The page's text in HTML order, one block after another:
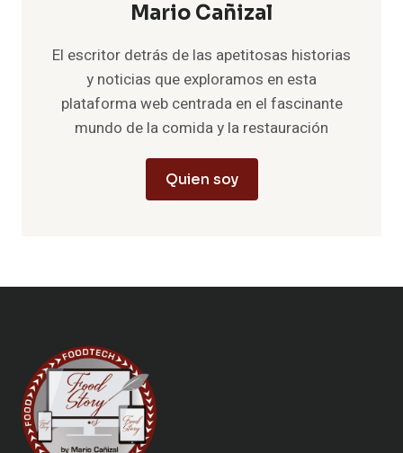
Mario Cañizal
El escritor detrás de las apetitosas historias
y noticias que exploramos en esta
plataforma web centrada en el fascinante
mundo de la comida y la restauración
Quien soy